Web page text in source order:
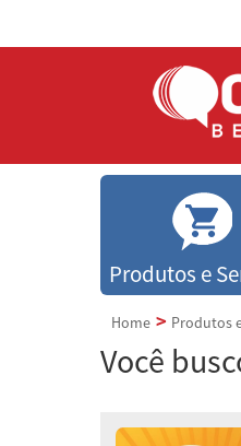
Produtos e
Home Produtos
Você